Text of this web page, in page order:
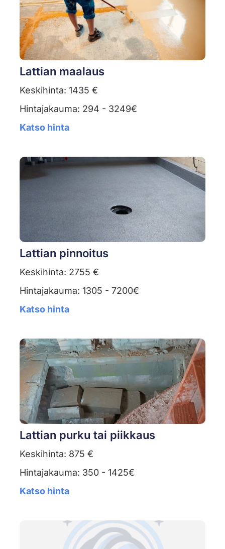
Lattian maalaus
Keskihinta: 1435 €
Hintajakauma: 294 - 3249€
Katso hinta
Lattian pinnoitus
Keskihinta: 2755 €
Hintajakauma: 1305 - 7200€
Katso hinta
Lattian purku tai piikkaus
Keskihinta: 875 €
Hintajakauma: 350 - 1425€
Katso hinta